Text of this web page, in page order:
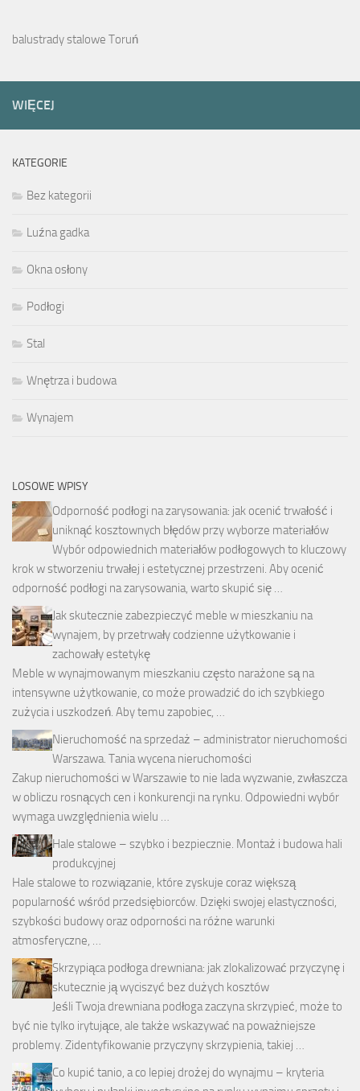
balustrady stalowe Toruń
WIĘCEJ
KATEGORIE
Bez kategorii
Luźna gadka
Okna osłony
Podłogi
Stal
Wnętrza i budowa
Wynajem
LOSOWE WPISY
Odporność podłogi na zarysowania: jak ocenić trwałość i
uniknąć kosztownych błędów przy wyborze materiałów
Wybór odpowiednich materiałów podłogowych to kluczowy
krok w stworzeniu trwałej i estetycznej przestrzeni. Aby ocenić
odporność podłogi na zarysowania, warto skupić się …
Jak skutecznie zabezpieczyć meble w mieszkaniu na
wynajem, by przetrwały codzienne użytkowanie i
zachowały estetykę
Meble w wynajmowanym mieszkaniu często narażone są na
intensywne użytkowanie, co może prowadzić do ich szybkiego
zużycia i uszkodzeń. Aby temu zapobiec, …
Nieruchomość na sprzedaż – administrator nieruchomości
Warszawa. Tania wycena nieruchomości
Zakup nieruchomości w Warszawie to nie lada wyzwanie, zwłaszcza
w obliczu rosnących cen i konkurencji na rynku. Odpowiedni wybór
wymaga uwzględnienia wielu …
Hale stalowe – szybko i bezpiecznie. Montaż i budowa hali
produkcyjnej
Hale stalowe to rozwiązanie, które zyskuje coraz większą
popularność wśród przedsiębiorców. Dzięki swojej elastyczności,
szybkości budowy oraz odporności na różne warunki
atmosferyczne, …
Skrzypiąca podłoga drewniana: jak zlokalizować przyczynę i
skutecznie ją wyciszyć bez dużych kosztów
Jeśli Twoja drewniana podłoga zaczyna skrzypieć, może to
być nie tylko irytujące, ale także wskazywać na poważniejsze
problemy. Zidentyfikowanie przyczyny skrzypienia, takiej …
Co kupić tanio, a co lepiej drożej do wynajmu – kryteria